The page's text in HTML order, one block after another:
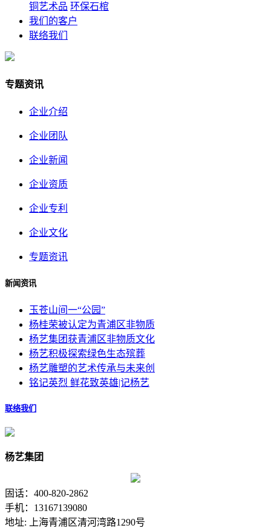
铜艺术品 环保石棺
我们的客户
联络我们
专题资讯
企业介绍
企业团队
企业新闻
企业资质
企业专利
企业文化
专题资讯
新闻资讯
玉苍山间一“公园”
杨桂荣被认定为青浦区非物质
杨艺集团获青浦区非物质文化
杨艺积极探索绿色生态殡葬
杨艺雕塑的艺术传承与未来创
铭记英烈 鲜花致英雄|记杨艺
联络我们
杨艺集团
固话：400-820-2862
手机：13167139080
地址: 上海青浦区清河湾路1290号